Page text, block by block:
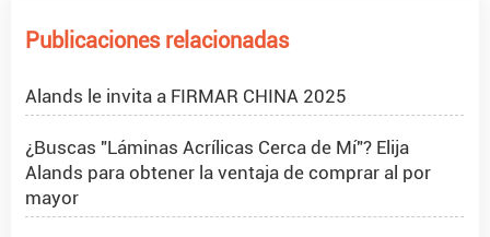
Publicaciones relacionadas
Cómo hacer que la purpurina se adhiera al acrílico
Alands le invita a FIRMAR CHINA 2025
¿Buscas "Láminas Acrílicas Cerca de Mí"? Elija
Alands para obtener la ventaja de comprar al por
mayor